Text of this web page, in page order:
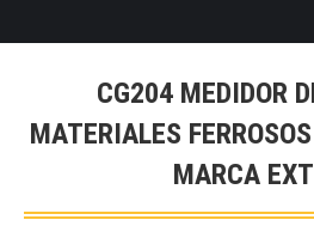
CG204 MEDIDOR
MATERIALES
MARCA